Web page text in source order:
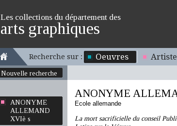
Les collections du département des
arts graphiques
Recherche sur : Oeuvres
Nouvelle recherche
ANONYME
ALLEMAND
XVIè s
ANONYME
Ecole allemande
La mort sacrificielle du conseil